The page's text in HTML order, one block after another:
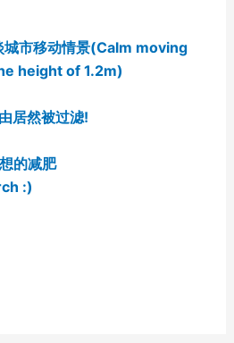
城市移动情景(Calm moving
height of 1.2m)
居然被过滤!
的减肥
:)